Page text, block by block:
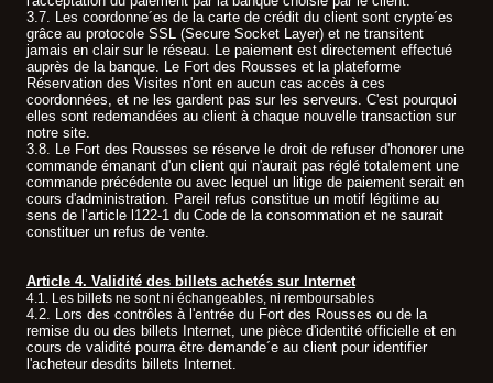
3.7. Les coordonne´es de la carte de crédit du client sont crypte´es
grâce au protocole SSL (Secure Socket Layer) et ne transitent
jamais en clair sur le réseau. Le paiement est directement effectué
auprès de la banque. Le Fort des Rousses et la plateforme
Réservation des Visites n'ont en aucun cas accès à ces
coordonnées, et ne les gardent pas sur les serveurs. C'est pourquoi
elles sont redemandées au client à chaque nouvelle transaction sur
notre site.
3.8. Le Fort des Rousses se réserve le droit de refuser d'honorer une
commande émanant d'un client qui n'aurait pas réglé totalement une
commande précédente ou avec lequel un litige de paiement serait en
cours d'administration. Pareil refus constitue un motif légitime au
sens de l’article l122-1 du Code de la consommation et ne saurait
constituer un refus de vente.
Article 4. Validité des billets achetés sur Internet
4.1. Les billets ne sont ni échangeables, ni remboursables.
4.2. Lors des contrôles à l'entrée du Fort des Rousses ou de la
remise du ou des billets Internet, une pièce d'identité officielle et en
cours de validité pourra être demande´e au client pour identifier
l'acheteur desdits billets Internet.